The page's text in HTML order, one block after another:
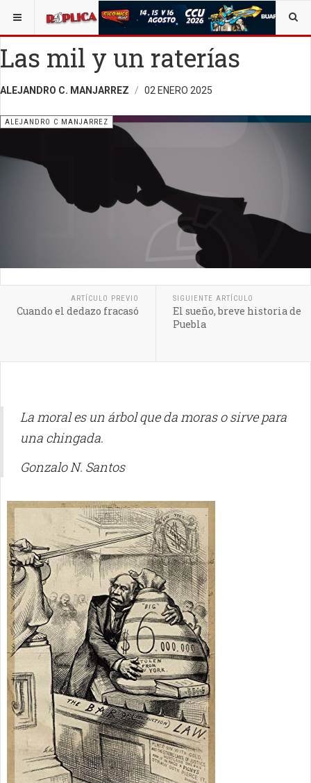
ESTÁ AQUÍ: ALEJANDRO C. MANJARREZ
Las mil y un raterías
ALEJANDRO C. MANJARREZ 02 ENERO 2025
ALEJANDRO C MANJARREZ
ARTÍCULO PREVIO
Cuando el dedazo fracasó
SIGUIENTE ARTÍCULO
El sueño, breve historia de
Puebla
La moral es un árbol que da moras o sirve para
una chingada.
Gonzalo N. Santos